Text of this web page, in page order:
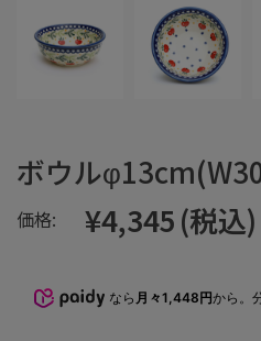
ボウル
価格: ¥4,345(税込)
なら 月々1,448円から。